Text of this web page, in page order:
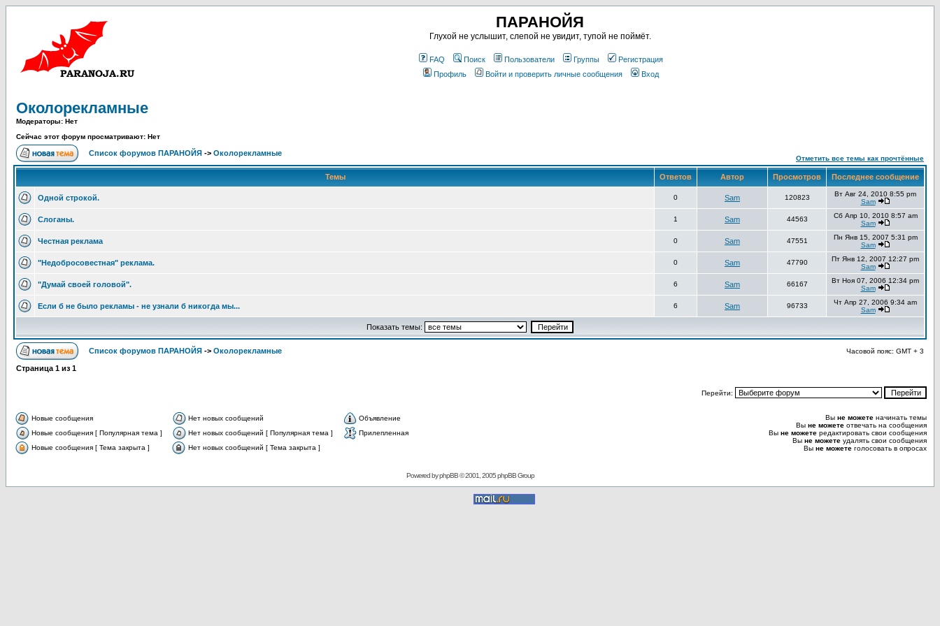
ПАРАНОЙЯ
Глухой не услышит, слепой не увидит, тупой не поймёт.
FAQ Поиск Пользователи Группы
Регистрация
Профиль
Войти и проверить личные сообщения Вход
Околорекламные
Модераторы: Нет
Сейчас этот форум просматривают: Нет
Список форумов ПАРАНОЙЯ -> Околорекламные
Отметить все темы как прочтённые
Темы Ответов Автор Просмотров Последнее сообщение
Одной строкой. 0 Sam 120823
Вт Авг 24, 2010 8:55 pm
Sam
Слоганы. 1 Sam 44563
Сб Апр 10, 2010 8:57 am
Sam
Честная реклама 0 Sam 47551
Пн Янв 15, 2007 5:31 pm
Sam
"Недобросовестная" реклама. 0 Sam 47790
Пт Янв 12, 2007 12:27 pm
Sam
"Думай своей головой". 6 Sam 66167
Вт Ноя 07, 2006 12:34 pm
Sam
Если б не было рекламы - не узнали б никогда мы... 6 Sam 96733
Чт Апр 27, 2006 9:34 am
Sam
Показать темы:
Список форумов ПАРАНОЙЯ -> Околорекламные Часовой пояс: GMT + 3
Страница 1 из 1
Перейти:
Новые сообщения Нет новых сообщений
Объявление
Новые сообщения [ Популярная тема ]
Нет новых сообщений [ Популярная тема ]
Прилепленная
Новые сообщения [ Тема закрыта ]
Нет новых сообщений [ Тема закрыта ]
Вы не можете начинать темы
Вы не можете отвечать на сообщения
Вы не можете редактировать свои сообщения
Вы не можете удалять свои сообщения
Вы не можете голосовать в опросах
Powered byphpBB© 2001, 2005 phpBB Group